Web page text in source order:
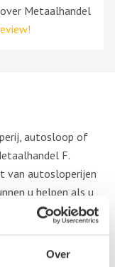
Over
over Metaalhandel
autosloop of
F.
van autosloperijen
u helpen als u
of